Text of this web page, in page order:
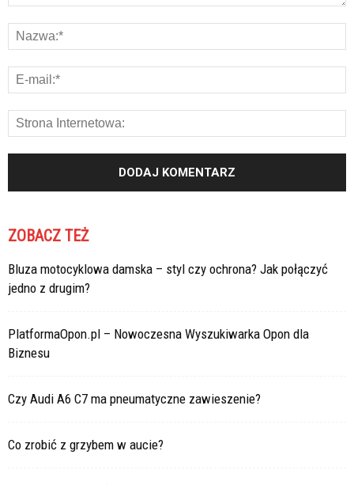
ZOBACZ TEŻ
Bluza motocyklowa damska – styl czy ochrona? Jak połączyć
jedno z drugim?
PlatformaOpon.pl – Nowoczesna Wyszukiwarka Opon dla
Biznesu
Czy Audi A6 C7 ma pneumatyczne zawieszenie?
Co zrobić z grzybem w aucie?